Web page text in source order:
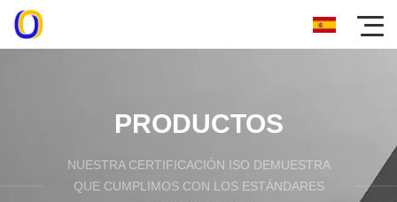
PRODUCTOS
NUESTRA CERTIFICACIÓN ISO DEMUESTRA
QUE CUMPLIMOS CON LOS ESTÁNDARES